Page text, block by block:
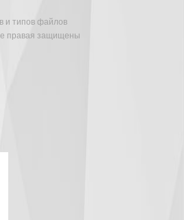
и типов файлов
правая защищены